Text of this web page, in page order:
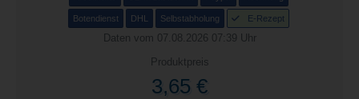
Botendienst DHL Selbstabholung E-Rezept
Daten vom 07.08.2026 07:39 Uhr
Produktpreis
3,65 €